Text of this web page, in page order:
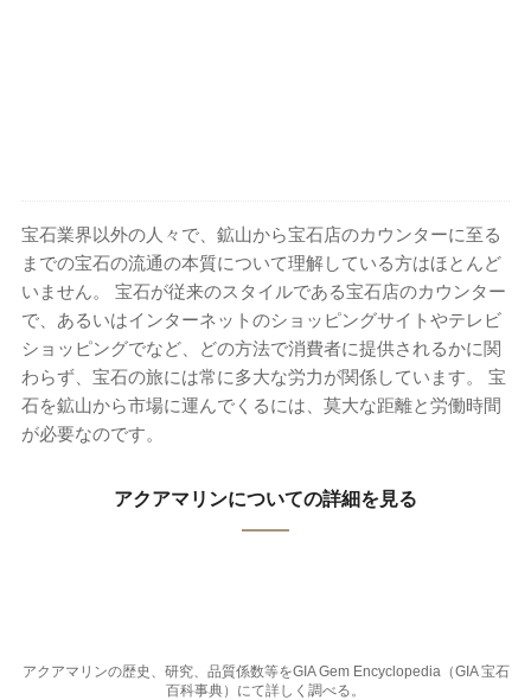
宝石業界以外の人々で、鉱山から宝石店のカウンターに至る
までの宝石の流通の本質について理解している方はほとんど
いません。 宝石が従来のスタイルである宝石店のカウンター
で、あるいはインターネットのショッピングサイトやテレビ
ショッピングでなど、どの方法で消費者に提供されるかに関
わらず、宝石の旅には常に多大な労力が関係しています。 宝
石を鉱山から市場に運んでくるには、莫大な距離と労働時間
が必要なのです。
アクアマリンについての詳細を見る
アクアマリンの歴史、研究、品質係数等をGIA Gem Encyclopedia（GIA 宝石
百科事典）にて詳しく調べる。